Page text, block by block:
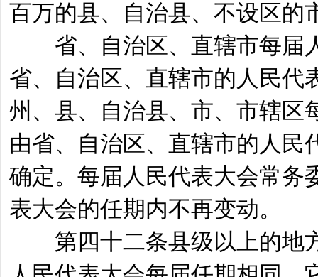
百万的县、自治县、不设区的
省、自治区、直辖市每届
省、自治区、直辖市的人民代
州、县、自治县、市、市辖区
由省、自治区、直辖市的人民
确定。每届人民代表大会常务
表大会的任期内不再变动。
第四十二条县级以上的地方